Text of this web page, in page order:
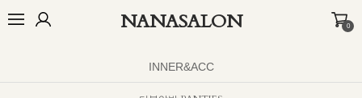
NANASALON 0
INNER&ACC